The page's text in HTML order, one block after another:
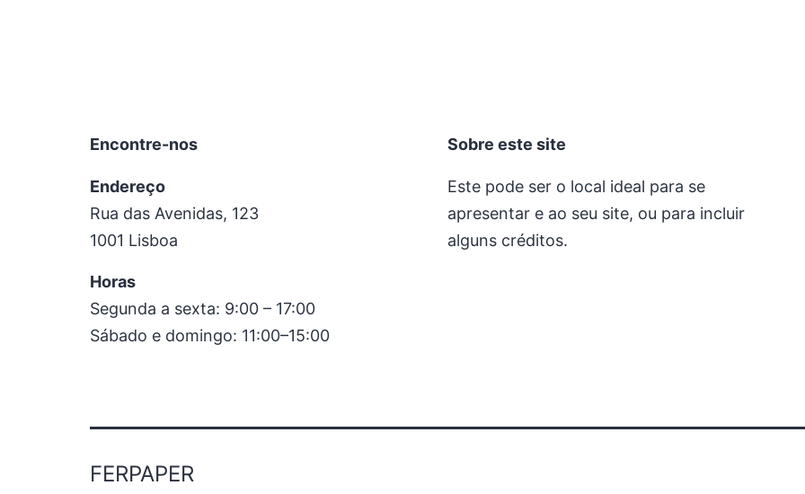
Encontre-nos
Endereço
Rua das Avenidas, 123
1001 Lisboa
Horas
Segunda a sexta: 9:00 – 17:00
Sábado e domingo: 11:00–15:00
Sobre este site
Este pode ser o local ideal para se
apresentar e ao seu site, ou para incluir
alguns créditos.
FERPAPER